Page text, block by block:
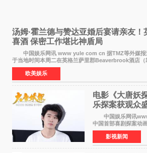
汤姆·霍兰德与赞达亚婚后宴请亲友
喜酒 保密工作堪比神盾局
中国娱乐网讯 www yule com cn 据TMZ等外媒报
于当地时间本周二在英格兰萨里郡Beaverbrook酒店
顿）举办婚宴，邀请家人与朋友们喝喜酒，庆祝
欧美娱乐
电影《大唐妖
乐探案获观众
中国娱乐网讯
中国首部喜剧探案动
举办电影首映礼。导
制片人曹紫建、制片
对白指导程寅，领
影视新闻